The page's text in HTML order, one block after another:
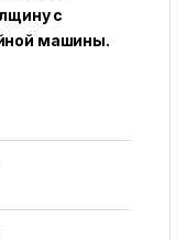
с
машины.